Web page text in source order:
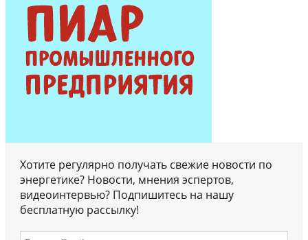
Хотите регулярно получать свежие новости по
энергетике? Новости, мнения эспертов,
видеоинтервью? Подпишитесь на нашу
бесплатную рассылку!